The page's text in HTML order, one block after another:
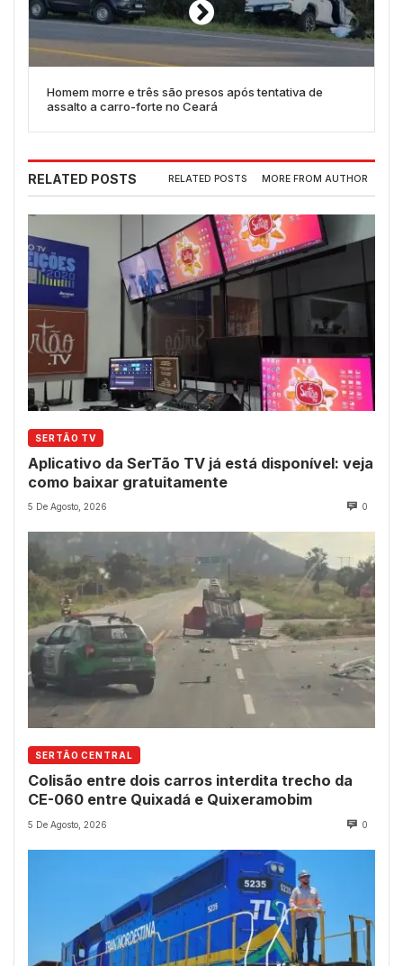
Homem morre e três são presos após tentativa de
assalto a carro-forte no Ceará
RELATED POSTS RELATED POSTS MORE FROM AUTHOR
SERTÃO TV
Aplicativo da SerTão TV já está disponível: veja
como baixar gratuitamente
5 De Agosto, 2026 0
SERTÃO CENTRAL
Colisão entre dois carros interdita trecho da
CE-060 entre Quixadá e Quixeramobim
5 De Agosto, 2026 0